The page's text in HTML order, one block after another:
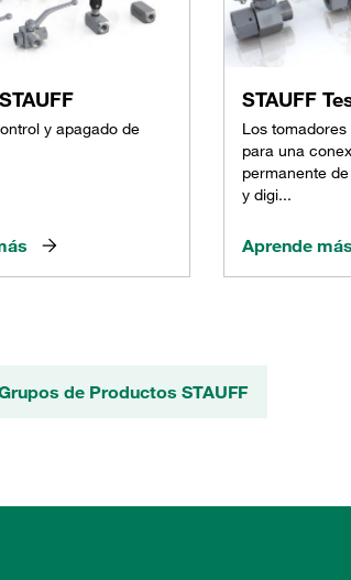
y apagado de
STAUFF
Los tomadores
para una
permanente
y digi...
Aprende más
de Productos STAUFF